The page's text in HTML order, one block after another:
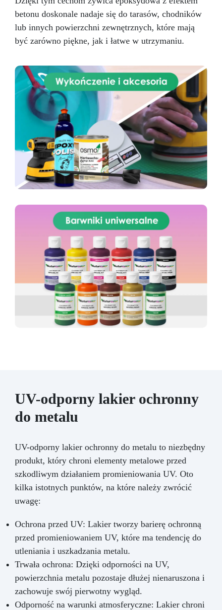
betonu doskonale nadaje się do tarasów, chodników
lub innych powierzchni zewnętrznych, które mają
być zarówno piękne, jak i łatwe w utrzymaniu.
UV-odporny lakier ochronny
do metalu
UV-odporny lakier ochronny do metalu to niezbędny
produkt, który chroni elementy metalowe przed
szkodliwym działaniem promieniowania UV. Oto
kilka istotnych punktów, na które należy zwrócić
uwagę:
Ochrona przed UV: Lakier tworzy barierę ochronną
przed promieniowaniem UV, które ma tendencję do
utleniania i uszkadzania metalu.
Trwała ochrona: Dzięki odporności na UV,
powierzchnia metalu pozostaje dłużej nienaruszona i
zachowuje swój pierwotny wygląd.
Odporność na warunki atmosferyczne: Lakier chroni